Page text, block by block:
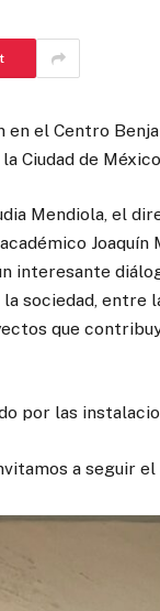
en el Centro
Ciudad de
Mendiola, el
Joaquín
interesante
sociedad, entre
que
por las
a seguir